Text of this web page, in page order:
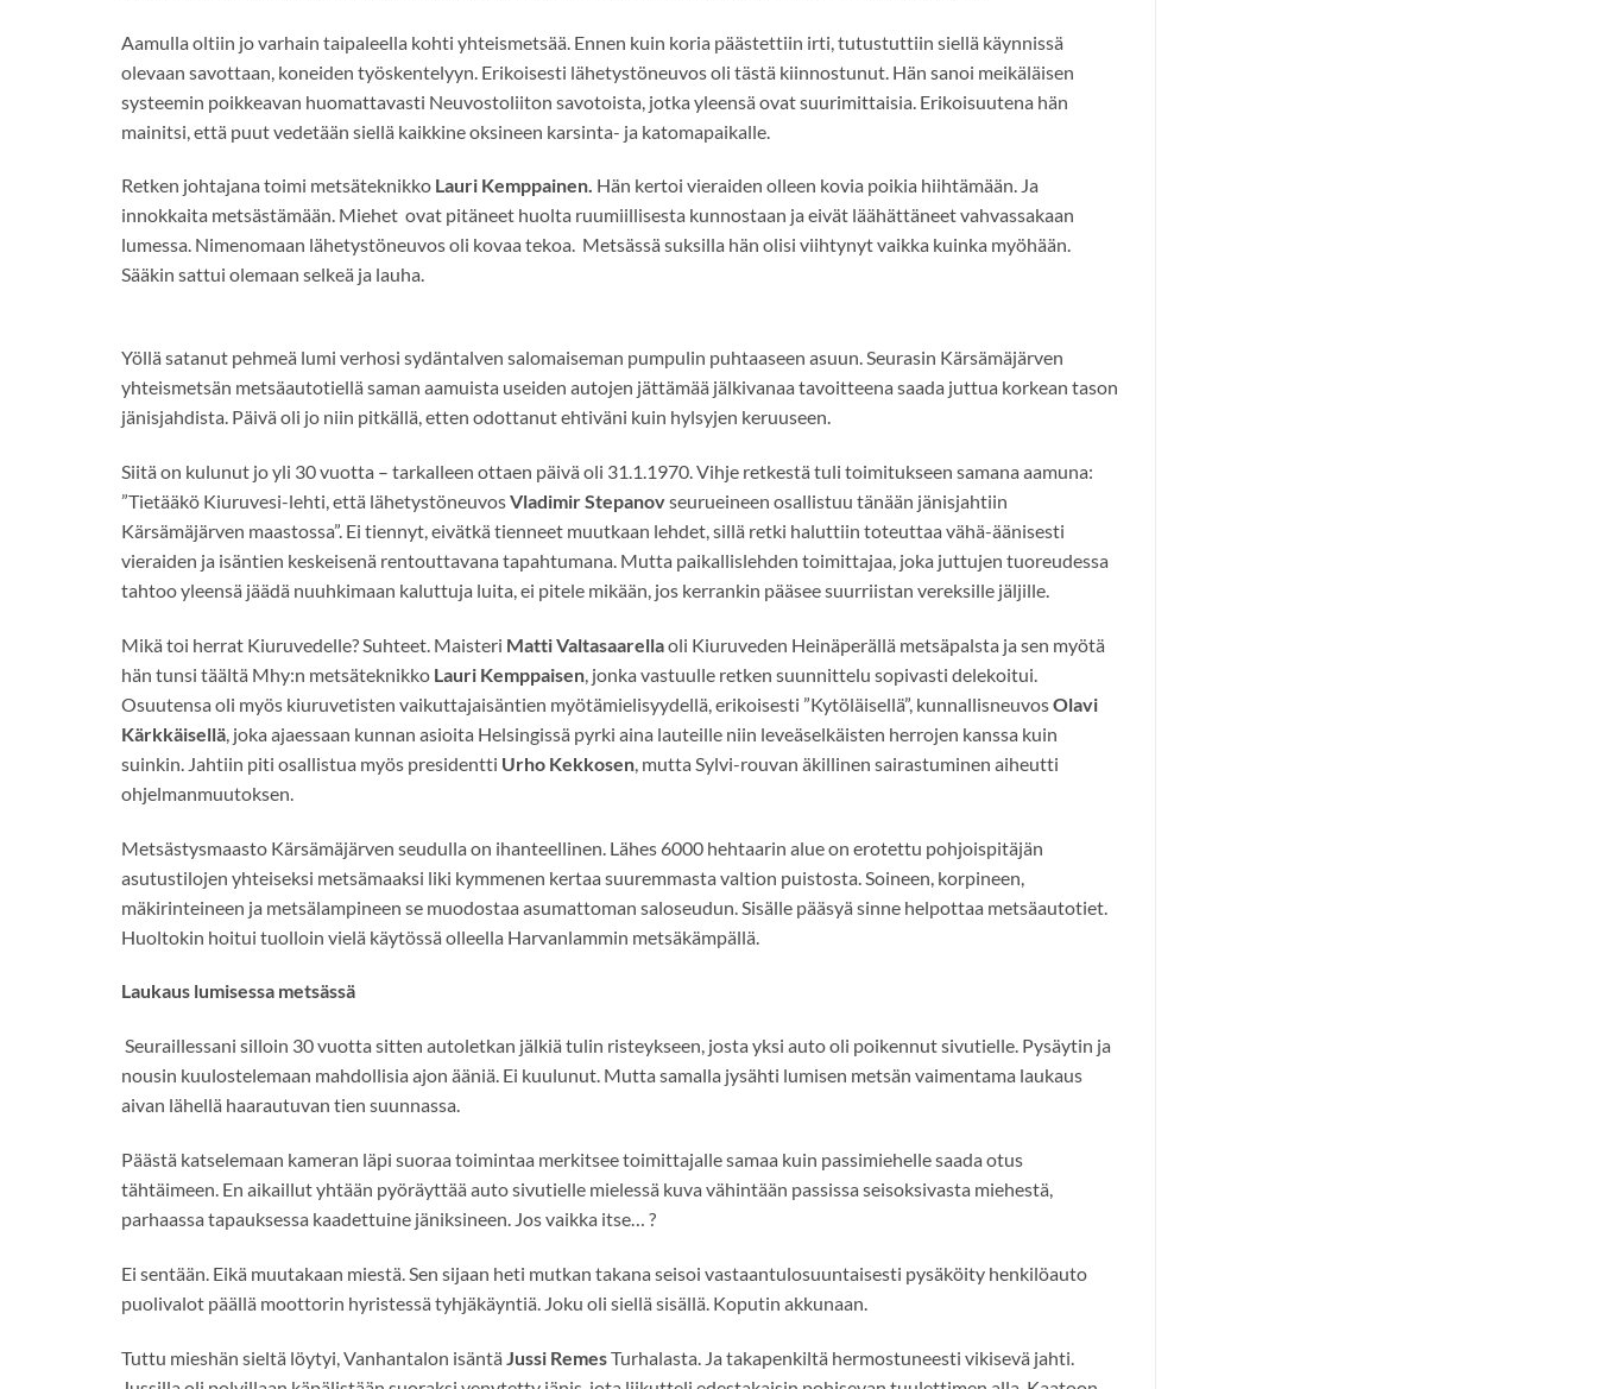
Aamulla oltiin jo varhain taipaleella kohti yhteismetsää. Ennen kuin koria päästettiin irti, tutustuttiin siellä käynnissä
olevaan savottaan, koneiden työskentelyyn. Erikoisesti lähetystöneuvos oli tästä kiinnostunut. Hän sanoi meikäläisen
systeemin poikkeavan huomattavasti Neuvostoliiton savotoista, jotka yleensä ovat suurimittaisia. Erikoisuutena hän
mainitsi, että puut vedetään siellä kaikkine oksineen karsinta- ja katomapaikalle.
Retken johtajana toimi metsäteknikko Lauri Kemppainen. Hän kertoi vieraiden olleen kovia poikia hiihtämään. Ja
innokkaita metsästämään. Miehet ovat pitäneet huolta ruumiillisesta kunnostaan ja eivät läähättäneet vahvassakaan
lumessa. Nimenomaan lähetystöneuvos oli kovaa tekoa. Metsässä suksilla hän olisi viihtynyt vaikka kuinka myöhään.
Sääkin sattui olemaan selkeä ja lauha.
Yöllä satanut pehmeä lumi verhosi sydäntalven salomaiseman pumpulin puhtaaseen asuun. Seurasin Kärsämäjärven
yhteismetsän metsäautotiellä saman aamuista useiden autojen jättämää jälkivanaa tavoitteena saada juttua korkean tason
jänisjahdista. Päivä oli jo niin pitkällä, etten odottanut ehtiväni kuin hylsyjen keruuseen.
Siitä on kulunut jo yli 30 vuotta – tarkalleen ottaen päivä oli 31.1.1970. Vihje retkestä tuli toimitukseen samana aamuna:
”Tietääkö Kiuruvesi-lehti, että lähetystöneuvosVladimir Stepanovseurueineen osallistuu tänään jänisjahtiin
Kärsämäjärven maastossa”. Ei tiennyt, eivätkä tienneet muutkaan lehdet, sillä retki haluttiin toteuttaa vähä-äänisesti
vieraiden ja isäntien keskeisenä rentouttavana tapahtumana. Mutta paikallislehden toimittajaa, joka juttujen tuoreudessa
tahtoo yleensä jäädä nuuhkimaan kaluttuja luita, ei pitele mikään, jos kerrankin pääsee suurriistan vereksille jäljille.
Mikä toi herrat Kiuruvedelle? Suhteet. Maisteri Matti Valtasaarellaoli Kiuruveden Heinäperällä metsäpalsta ja sen myötä
hän tunsi täältä Mhy:n metsäteknikko Lauri Kemppaisen , jonka vastuulle retken suunnittelu sopivasti delekoitui.
Osuutensa oli myös kiuruvetisten vaikuttajaisäntien myötämielisyydellä, erikoisesti ”Kytöläisellä”, kunnallisneuvosOlavi
Kärkkäisellä , joka ajaessaan kunnan asioita Helsingissä pyrki aina lauteille niin leveäselkäisten herrojen kanssa kuin
suinkin. Jahtiin piti osallistua myös presidentti Urho Kekkosen , mutta Sylvi-rouvan äkillinen sairastuminen aiheutti
ohjelmanmuutoksen.
Metsästysmaasto Kärsämäjärven seudulla on ihanteellinen. Lähes 6000 hehtaarin alue on erotettu pohjoispitäjän
asutustilojen yhteiseksi metsämaaksi liki kymmenen kertaa suuremmasta valtion puistosta. Soineen, korpineen,
mäkirinteineen ja metsälampineen se muodostaa asumattoman saloseudun. Sisälle pääsyä sinne helpottaa metsäautotiet.
Huoltokin hoitui tuolloin vielä käytössä olleella Harvanlammin metsäkämpällä.
Laukaus lumisessa metsässä
Seuraillessani silloin 30 vuotta sitten autoletkan jälkiä tulin risteykseen, josta yksi auto oli poikennut sivutielle. Pysäytin ja
nousin kuulostelemaan mahdollisia ajon ääniä. Ei kuulunut. Mutta samalla jysähti lumisen metsän vaimentama laukaus
aivan lähellä haarautuvan tien suunnassa.
Päästä katselemaan kameran läpi suoraa toimintaa merkitsee toimittajalle samaa kuin passimiehelle saada otus
tähtäimeen. En aikaillut yhtään pyöräyttää auto sivutielle mielessä kuva vähintään passissa seisoksivasta miehestä,
parhaassa tapauksessa kaadettuine jäniksineen. Jos vaikka itse… ?
Ei sentään. Eikä muutakaan miestä. Sen sijaan heti mutkan takana seisoi vastaantulosuuntaisesti pysäköity henkilöauto
puolivalot päällä moottorin hyristessä tyhjäkäyntiä. Joku oli siellä sisällä. Koputin akkunaan.
Tuttu mieshän sieltä löytyi, Vanhantalon isäntä Jussi RemesTurhalasta. Ja takapenkiltä hermostuneesti vikisevä jahti.